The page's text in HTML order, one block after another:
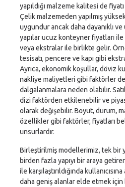
yapıldığı malzeme kalitesi de
Çelik malzemeden yapılmış
uygundur ancak daha dayanıklı
yapılar ucuz konteyner fiyatları
veya ekstralar ile birlikte gelir.
tesisatı, pencere ve kapı gibi
Ayrıca, ekonomik koşullar, döviz
nakliye maliyetleri gibi faktörler
dalgalanmalara neden olabilir.
dizi faktörden etkilenebilir ve
olarak değişebilir. Boyut, durum,
özellikler gibi faktörler, fiyatları
unsurlardır.
Birleştirilmiş modellerimiz, tek bir
birden fazla yapıyı bir araya
ile karşılaştırıldığında
daha geniş alanlar elde etmek için